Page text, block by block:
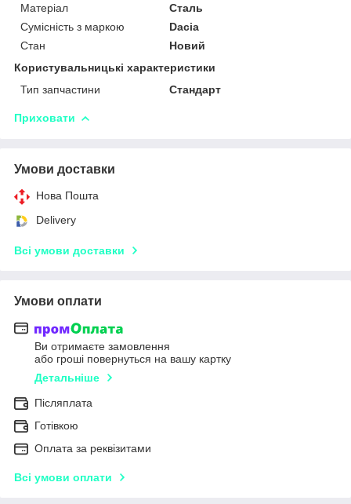
Матеріал
Сталь
Сумісність з маркою
Dacia
Стан
Новий
Користувальницькі характеристики
Тип запчастини
Стандарт
Приховати
Умови доставки
Нова Пошта
Delivery
Всі умови доставки
Умови оплати
Ви отримаєте замовлення
або гроші повернуться на вашу картку
Детальніше
Післяплата
Готівкою
Оплата за реквізитами
Всі умови оплати